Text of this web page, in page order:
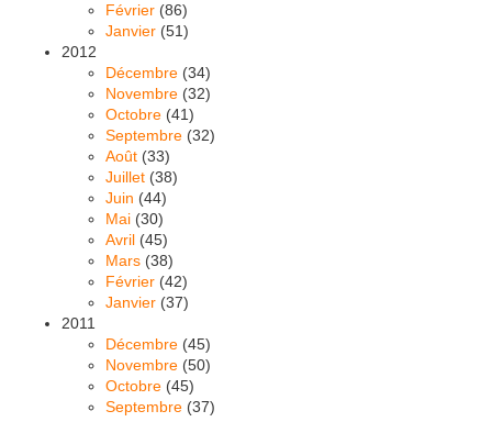
Février (86)
Janvier (51)
2012
Décembre (34)
Novembre (32)
Octobre (41)
Septembre (32)
Août (33)
Juillet (38)
Juin (44)
Mai (30)
Avril (45)
Mars (38)
Février (42)
Janvier (37)
2011
Décembre (45)
Novembre (50)
Octobre (45)
Septembre (37)